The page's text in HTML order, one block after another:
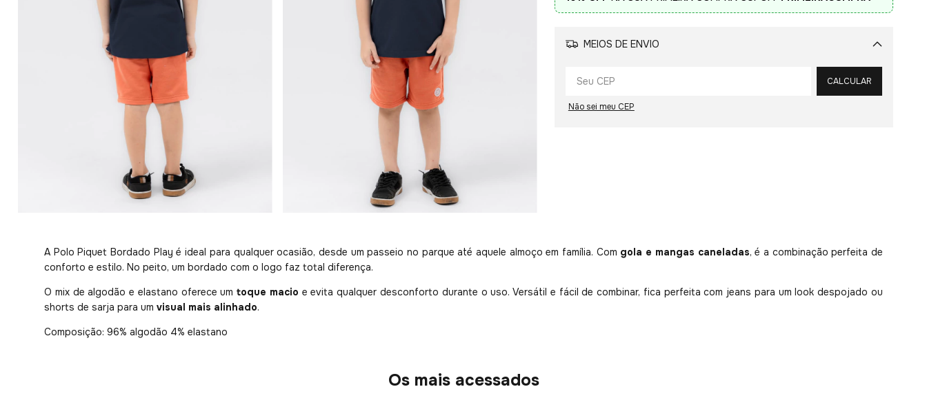
MEIOS DE ENVIO
Alterar CEP
CALCULAR
Não sei meu CEP
A Polo Piquet Bordado Play é ideal para qualquer ocasião, desde um passeio no parque até aquele almoço em família. Com gola e mangas caneladas, é a combinação perfeita de
conforto e estilo. No peito, um bordado com o logo faz total diferença.
O mix de algodão e elastano oferece umtoque macio e evita qualquer desconforto durante o uso. Versátil e fácil de combinar, fica perfeita com jeans para um look despojado ou
shorts de sarja para um visual mais alinhado.
Composição: 96% algodão 4% elastano
Os mais acessados